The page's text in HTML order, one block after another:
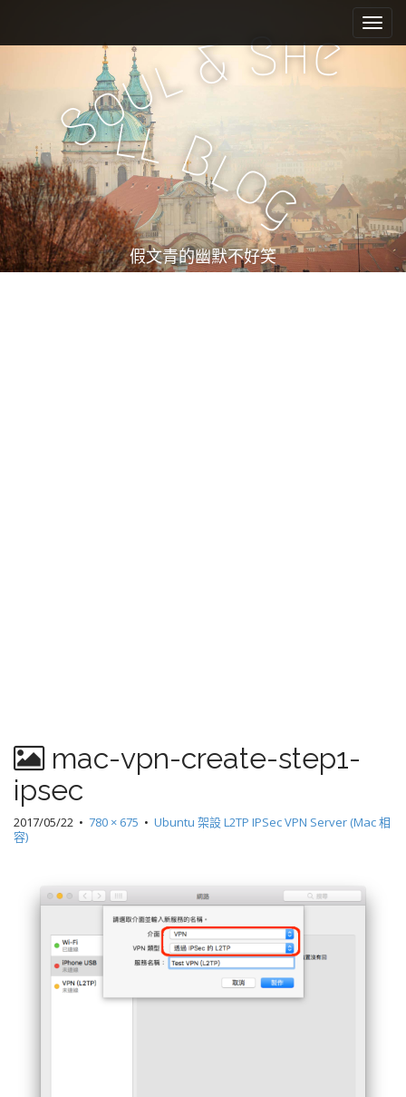
e
n
u
i
c
n
t
e
n
t
Soul&She
ll Bl
og
假文青的幽默不好笑
mac-vpn-create-step1-
ipsec
2017/05/22 • 780 × 675 • Ubuntu 架設 L2TP IPSec VPN Server (Mac 相
容)